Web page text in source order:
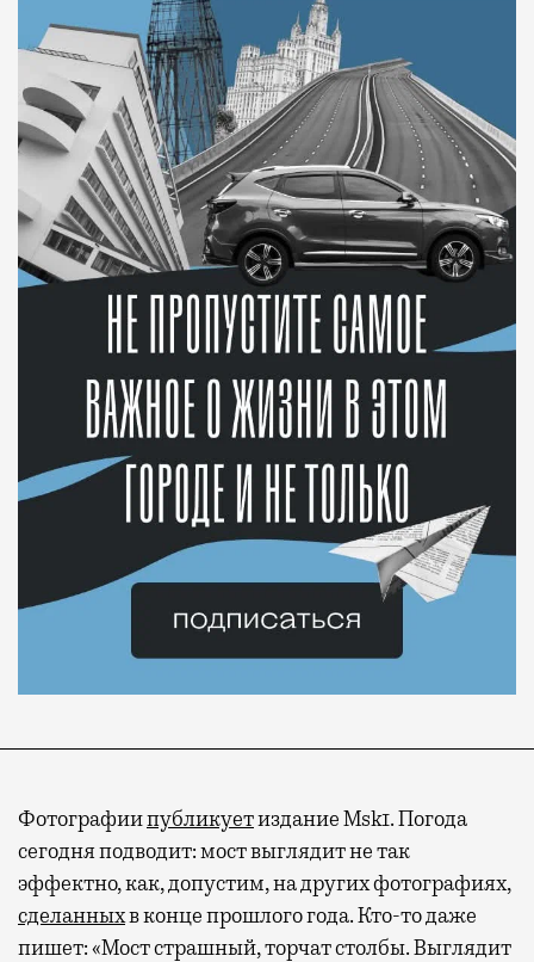
Фотографиипубликуетиздание Msk1. Погода
сегодня подводит: мост выглядит не так
эффектно, как, допустим, на других фотографиях,
сделанныхв конце прошлого года. Кто-то даже
пишет: «Мост страшный, торчат столбы. Выглядит